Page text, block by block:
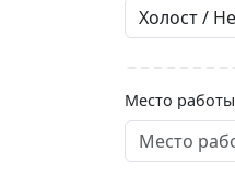
Место работы